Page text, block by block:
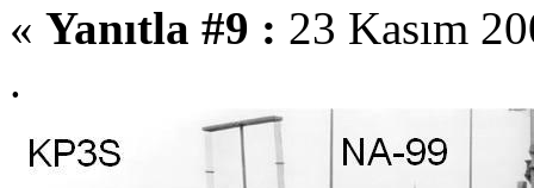
« Yanıtla #9 : 23 Kasım
.